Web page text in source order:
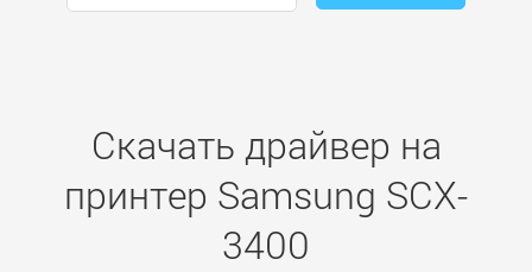
Скачать драйвер на
принтер Samsung SCX-
3400